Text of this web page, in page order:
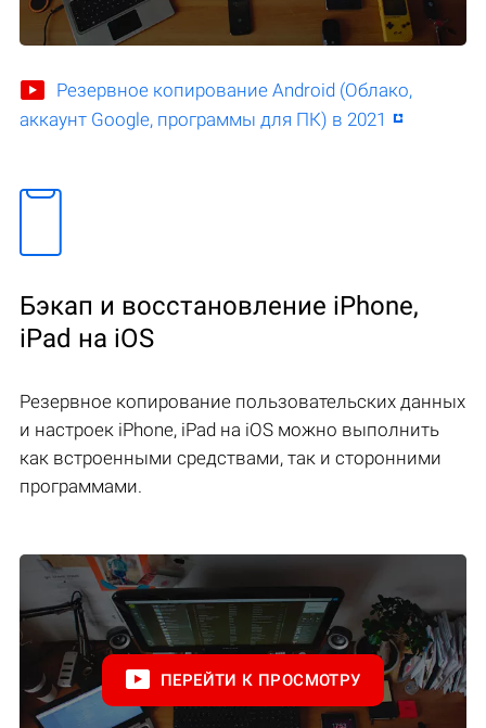
Резервное копирование Android (Облако,
аккаунт Google, программы для ПК) в 2021
Бэкап и восстановление iPhone,
iPad на iOS
Резервное копирование пользовательских данных
и настроек iPhone, iPad на iOS можно выполнить
как встроенными средствами, так и сторонними
программами.
ПЕРЕЙТИ К ПРОСМОТРУ